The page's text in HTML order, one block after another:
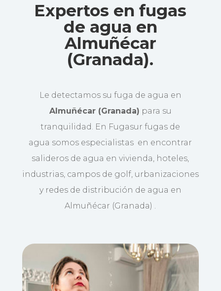
Expertos en fugas
de agua en
Almuñécar
(Granada).
Le detectamos su fuga de agua en
Almuñécar (Granada) para su
tranquilidad. En Fugasur fugas de
agua somos especialistas en encontrar
salideros de agua en vivienda, hoteles,
industrias, campos de golf, urbanizaciones
y redes de distribución de agua en
Almuñécar (Granada) .